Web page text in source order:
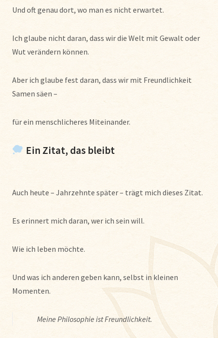
Und oft genau dort, wo man es nicht erwartet.
Ich glaube nicht daran, dass wir die Welt mit Gewalt oder
Wut verändern können.
Aber ich glaube fest daran, dass wir mit Freundlichkeit
Samen säen –
für ein menschlicheres Miteinander.
Ein Zitat, das bleibt
Auch heute – Jahrzehnte später – trägt mich dieses Zitat.
Es erinnert mich daran, wer ich sein will.
Wie ich leben möchte.
Und was ich anderen geben kann, selbst in kleinen
Momenten.
Meine Philosophie ist Freundlichkeit.